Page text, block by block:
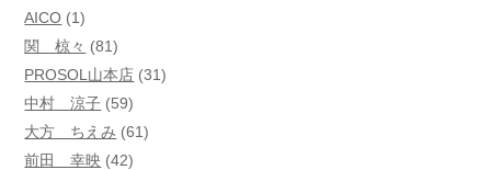
AICO (1)
関 椋々 (81)
PROSOL山本店 (31)
中村 涼子 (59)
大方 ちえみ (61)
前田 幸映 (42)